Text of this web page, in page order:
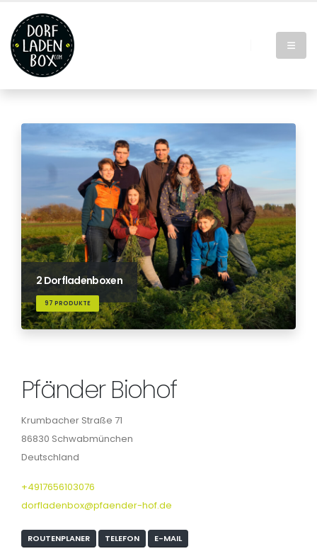
2 Dorfladenboxen
97 PRODUKTE
Pfänder Biohof
Krumbacher Straße 71
86830 Schwabmünchen
Deutschland
+4917656103076
dorfladenbox@pfaender-hof.de
ROUTENPLANER TELEFON E-MAIL